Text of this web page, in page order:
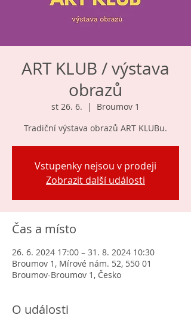
ART KLUB / výstava
obrazů
st 26. 6.
  |
Broumov 1
Tradiční výstava obrazů ART KLUBu.
Vstupenky nejsou v prodeji
Zobrazit další události
Čas a místo
26. 6. 2024 17:00 – 31. 8. 2024 10:30
Broumov 1, Mírové nám. 52, 550 01
Broumov-Broumov 1, Česko
O události